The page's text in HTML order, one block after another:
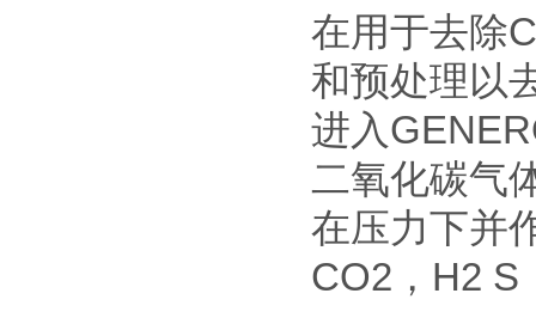
在用于去除
和预处理以
进入
二氧化碳气
在压力下并
CO2，H2 S